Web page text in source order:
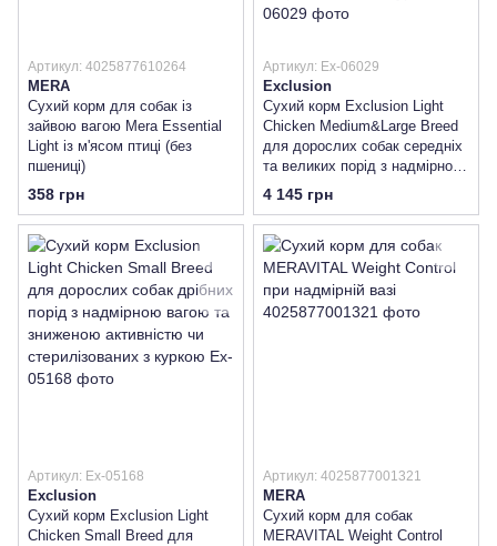
Артикул: 4025877610264
MERA
Сухий корм для собак із
зайвою вагою Mera Essential
Light із м'ясом птиці (без
пшениці)
358 грн
Артикул: Ex-06029
Exclusion
Сухий корм Exclusion Light
Chicken Medium&Large Breed
для дорослих собак середніх
та великих порід з надмірною
вагою та зниженою
активністю чи стерилізованих
з куркою
4 145 грн
Артикул: Ex-05168
Exclusion
Сухий корм Exclusion Light
Chicken Small Breed для
Артикул: 4025877001321
MERA
Сухий корм для собак
MERAVITAL Weight Control